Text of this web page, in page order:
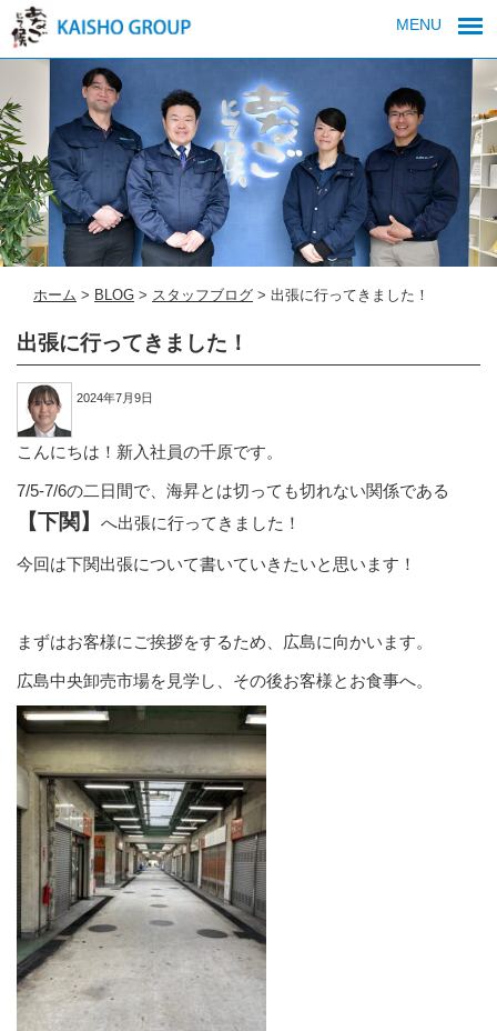
MENU
ホーム > BLOG > スタッフブログ > 出張に行ってきました！
出張に行ってきました！
2024年7月9日
こんにちは！新入社員の千原です。
7/5-7/6の二日間で、海昇とは切っても切れない関係である
【下関】 へ出張に行ってきました！
今回は下関出張について書いていきたいと思います！
まずはお客様にご挨拶をするため、広島に向かいます。
広島中央卸売市場を見学し、その後お客様とお食事へ。